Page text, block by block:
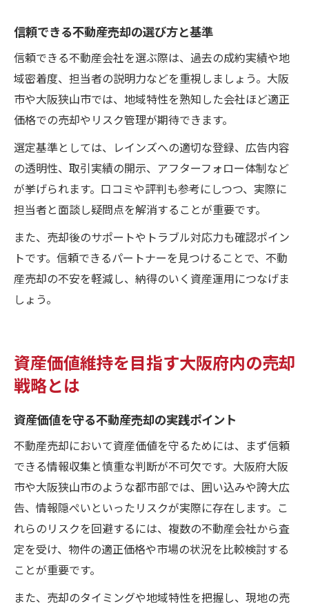
信頼できる不動産売却の選び方と基準
信頼できる不動産会社を選ぶ際は、過去の成約実績や地
域密着度、担当者の説明力などを重視しましょう。大阪
市や大阪狭山市では、地域特性を熟知した会社ほど適正
価格での売却やリスク管理が期待できます。
選定基準としては、レインズへの適切な登録、広告内容
の透明性、取引実績の開示、アフターフォロー体制など
が挙げられます。口コミや評判も参考にしつつ、実際に
担当者と面談し疑問点を解消することが重要です。
また、売却後のサポートやトラブル対応力も確認ポイン
トです。信頼できるパートナーを見つけることで、不動
産売却の不安を軽減し、納得のいく資産運用につなげま
しょう。
資産価値維持を目指す大阪府内の売却
戦略とは
資産価値を守る不動産売却の実践ポイント
不動産売却において資産価値を守るためには、まず信頼
できる情報収集と慎重な判断が不可欠です。大阪府大阪
市や大阪狭山市のような都市部では、囲い込みや誇大広
告、情報隠ぺいといったリスクが実際に存在します。こ
れらのリスクを回避するには、複数の不動産会社から査
定を受け、物件の適正価格や市場の状況を比較検討する
ことが重要です。
また、売却のタイミングや地域特性を把握し、現地の売